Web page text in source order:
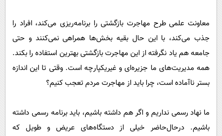
معاونت علمی طرح مهاجرت بازگشتی را برنامه‌ریزی می‌کند، افراد را
جذب می‌کند، با این حال بقیه بخش‌ها همراهی نمی‌کنند و حتی
جامعه هم یاد نگرفته از این مهاجرت بازگشتی بهترین استفاده را بکند.
همه مدیریت‌های ما جزیره‌ای و غیریکپارچه است. وقتی تا این اندازه
بستر ناآماده است، چرا باید از مهاجرت مردم تعجب کنیم؟
ما نهاد رسمی نداریم و اگر هم داشته باشیم، باید برنامه رسمی داشته
باشیم. در‌حال‌حاضر خیلی از دستگاه‌های عریض و طویل که